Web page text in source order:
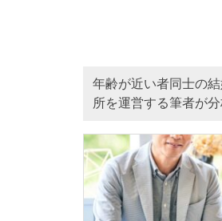
年齢が近い者同士の
所を運営する筆者が分